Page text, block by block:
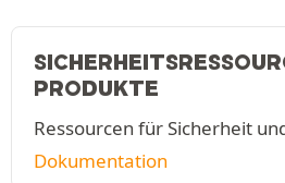
PRODUKTE
Ressourcen für Sicherheit
Dokumentation